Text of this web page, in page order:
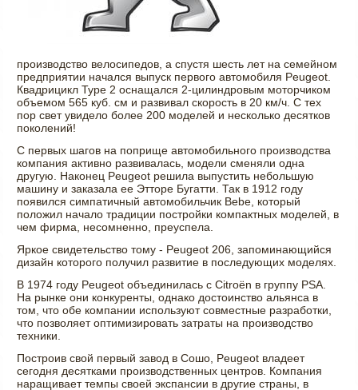
производство велосипедов, а спустя шесть лет на семейном
предприятии начался выпуск первого автомобиля Peugeot.
Квадрицикл Type 2 оснащался 2-цилиндровым моторчиком
объемом 565 куб. см и развивал скорость в 20 км/ч. С тех
пор свет увидело более 200 моделей и несколько десятков
поколений!
С первых шагов на поприще автомобильного производства
компания активно развивалась, модели сменяли одна
другую. Наконец Peugeot решила выпустить небольшую
машину и заказала ее Этторе Бугатти. Так в 1912 году
появился симпатичный автомобильчик Bebe, который
положил начало традиции постройки компактных моделей, в
чем фирма, несомненно, преуспела.
Яркое свидетельство тому - Peugeot 206, запоминающийся
дизайн которого получил развитие в последующих моделях.
В 1974 году Peugeot объединилась с Citroёn в группу PSA.
На рынке они конкуренты, однако достоинство альянса в
том, что обе компании используют совместные разработки,
что позволяет оптимизировать затраты на производство
техники.
Построив свой первый завод в Сошо, Peugeot владеет
сегодня десятками производственных центров. Компания
наращивает темпы своей экспансии в другие страны, в